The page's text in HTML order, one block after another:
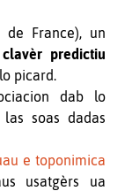
de France), un
clavèr predictiu
picard.
dab lo
las soas dadas
e toponimica
usatgèrs ua